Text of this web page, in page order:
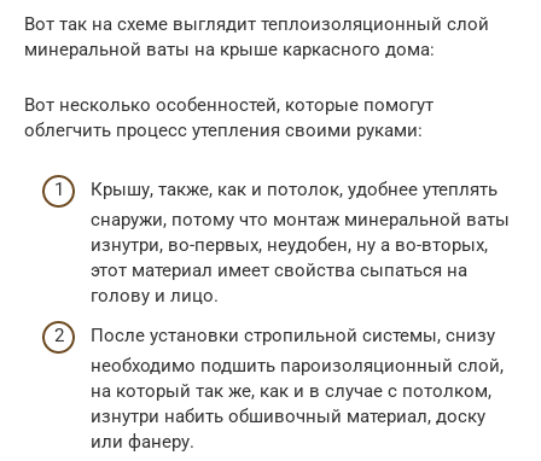
Вот так на схеме выглядит теплоизоляционный слой
минеральной ваты на крыше каркасного дома:
Вот несколько особенностей, которые помогут
облегчить процесс утепления своими руками:
Крышу, также, как и потолок, удобнее утеплять
снаружи, потому что монтаж минеральной ваты
изнутри, во-первых, неудобен, ну а во-вторых,
этот материал имеет свойства сыпаться на
голову и лицо.
После установки стропильной системы, снизу
необходимо подшить пароизоляционный слой,
на который так же, как и в случае с потолком,
изнутри набить обшивочный материал, доску
или фанеру.